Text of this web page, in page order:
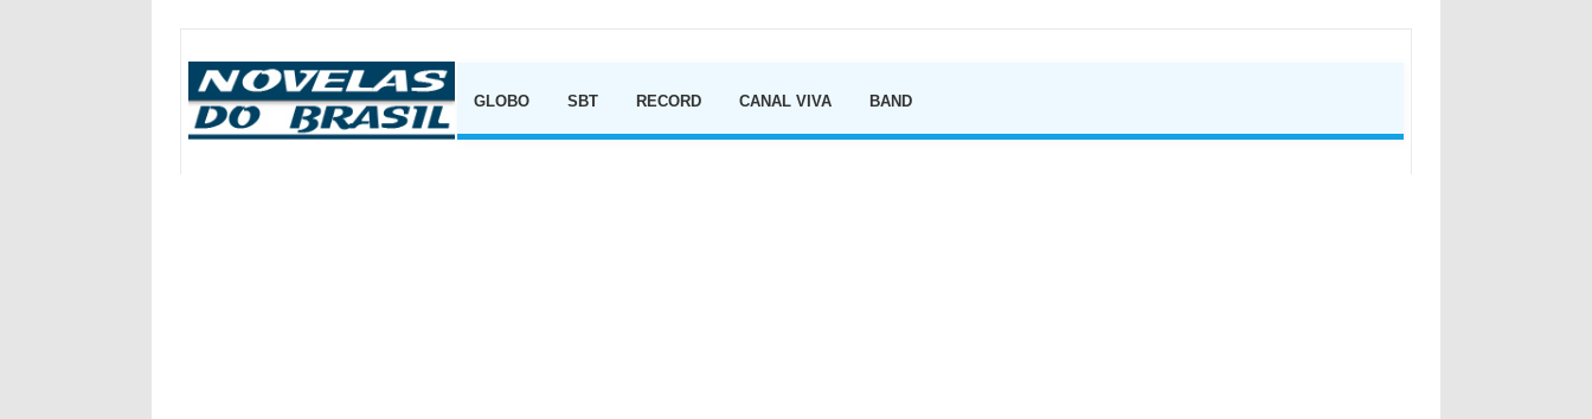
GLOBO
SBT RECORD CANAL VIVA BAND